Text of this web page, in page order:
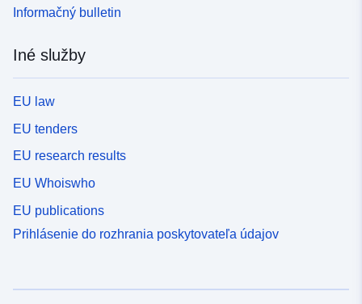
Informačný bulletin
Iné služby
EU law
EU tenders
EU research results
EU Whoiswho
EU publications
Prihlásenie do rozhrania poskytovateľa údajov